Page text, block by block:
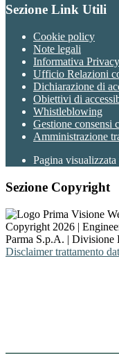
Sezione Link Utili
Cookie policy
Note legali
Informativa Privacy
Ufficio Relazioni
Dichiarazione di
Obiettivi di
Whistleblowing
Gestione consensi
Amministrazione
Pagina visualizzata
Sezione Copyright
Copyright 2026 |
Parma S.p.A. |
Disclaimer trattamento